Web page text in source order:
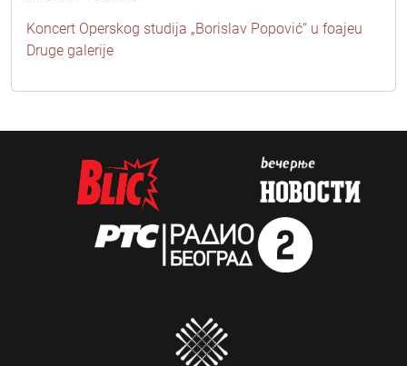
Koncert Operskog studija „Borislav Popović“ u foajeu
Druge galerije